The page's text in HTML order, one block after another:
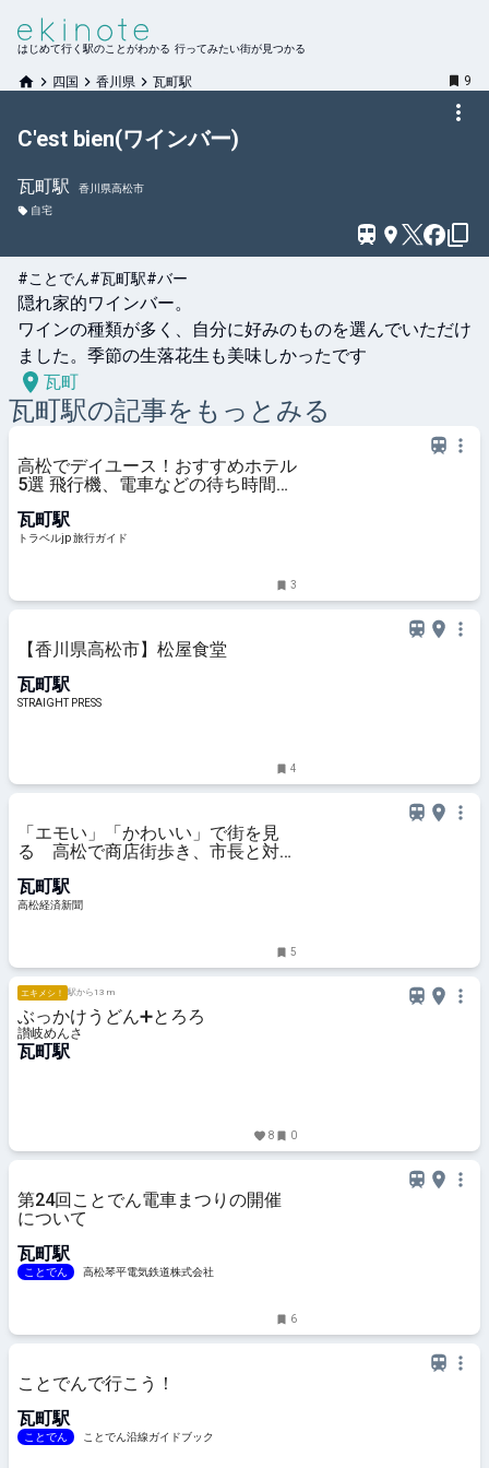
はじめて行く駅のことがわかる 行ってみたい街が見つかる
四国 香川県 瓦町駅 9
C'est bien(ワインバー)
瓦町駅
香川県高松市
自宅
#ことでん#瓦町駅#バー
隠れ家的ワインバー。
ワインの種類が多く、自分に好みのものを選んでいただけ
ました。季節の生落花生も美味しかったです
瓦町
瓦町駅の記事をもっとみる
高松でデイユース！おすすめホテル
5選 飛行機、電車などの待ち時間に
瓦町駅
トラベルjp 旅行ガイド
3
【香川県高松市】松屋食堂
瓦町駅
STRAIGHT PRESS
4
「エモい」「かわいい」で街を見
る 高松で商店街歩き、市長と対話
瓦町駅
高松経済新聞
5
エキメシ！ 駅から13 m
ぶっかけうどん➕とろろ
讃岐めんさ
瓦町駅
8 0
第24回ことでん電車まつりの開催
について
瓦町駅
ことでん 高松琴平電気鉄道株式会社
6
ことでんで行こう！
瓦町駅
ことでん ことでん沿線ガイドブック